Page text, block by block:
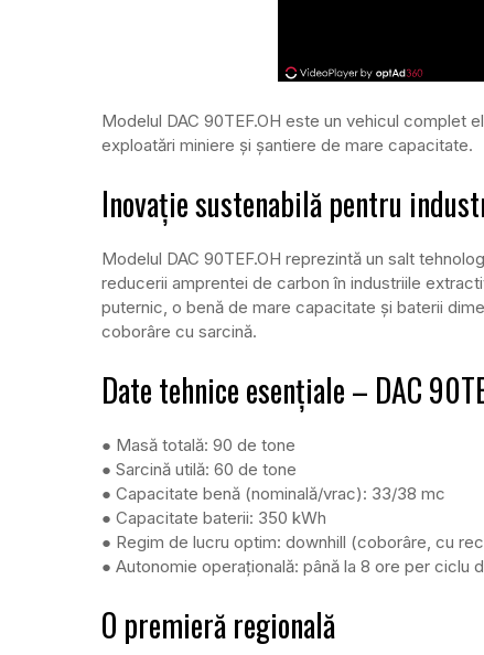
Modelul DAC 90TEF.OH este un vehicul complet
exploatări miniere și șantiere de mare capacitate.
Inovație sustenabilă pentru
Modelul DAC 90TEF.OH reprezintă un salt
reducerii amprentei de carbon în industriile
puternic, o benă de mare capacitate și baterii
coborâre cu sarcină.
Date tehnice esențiale – DAC
● Masă totală: 90 de tone
● Sarcină utilă: 60 de tone
● Capacitate benă (nominală/vrac): 33/38 mc
● Capacitate baterii: 350 kWh
● Regim de lucru optim: downhill (coborâre, cu
● Autonomie operațională: până la 8 ore per ciclu
O premieră regională